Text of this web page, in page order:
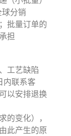
分销
批量订单的
担
工艺缺陷
内联系客
以安排退换
的变化），
此产生的原